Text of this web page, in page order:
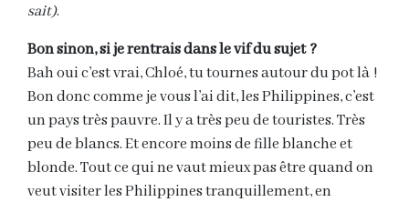
sait).
Bon sinon, si je rentrais dans le vif du sujet ?
Bah oui c’est vrai, Chloé, tu tournes autour du pot là !
Bon donc comme je vous l’ai dit, les Philippines, c’est
un pays très pauvre. Il y a très peu de touristes. Très
peu de blancs. Et encore moins de fille blanche et
blonde. Tout ce qui ne vaut mieux pas être quand on
veut visiter les Philippines tranquillement, en